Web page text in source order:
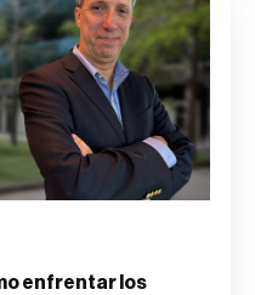
enfrentar los